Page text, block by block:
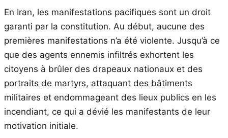
En Iran, les manifestations pacifiques sont un droit
garanti par la constitution. Au début, aucune des
premières manifestations n’a été violente. Jusqu’à ce
que des agents ennemis infiltrés exhortent les
citoyens à brûler des drapeaux nationaux et des
portraits de martyrs, attaquant des bâtiments
militaires et endommageant des lieux publics en les
incendiant, ce qui a dévié les manifestants de leur
motivation initiale.